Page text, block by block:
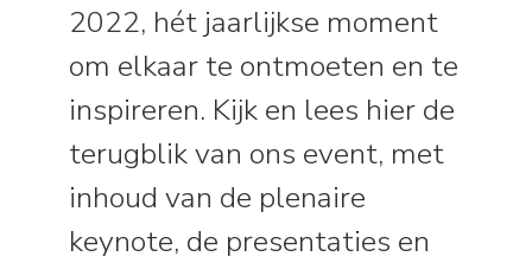
2022, hét jaarlijkse moment
om elkaar te ontmoeten en te
inspireren. Kijk en lees hier de
terugblik van ons event, met
inhoud van de plenaire
keynote, de presentaties en